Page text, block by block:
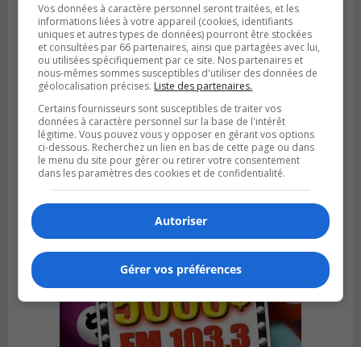
LA PRAIRIE
Publié le 5 août 2026 à 11h59
La Prairie loue des espaces de glace
jusqu’en avril 2027
Vos données à caractère personnel seront traitées, et les
informations liées à votre appareil (cookies, identifiants
uniques et autres types de données) pourront être stockées
et consultées par 66 partenaires, ainsi que partagées avec lui,
ou utilisées spécifiquement par ce site. Nos partenaires et
nous-mêmes sommes susceptibles d'utiliser des données de
géolocalisation précises. Liste des partenaires.
Certains fournisseurs sont susceptibles de traiter vos
données à caractère personnel sur la base de l'intérêt
légitime. Vous pouvez vous y opposer en gérant vos options
ci-dessous. Recherchez un lien en bas de cette page ou dans
le menu du site pour gérer ou retirer votre consentement
dans les paramètres des cookies et de confidentialité.
Autoriser
Gérer vos préférences